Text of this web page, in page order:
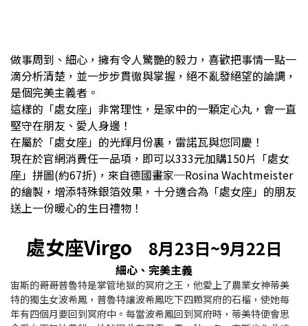
做事周到、細心，擁有令人驚艷的毅力，喜歡把事情一點一
滴分析清楚，並一步步貫徹與掌握，絕不亂發絕望的論調，
是個完美主義者。
這樣的「處女座」非常理性，是家中的一顆定心丸，會一直
堅守在朋友、愛人身邊！
在屬於 「處女座」的光輝月份裏，雷諾瓦與您同慶！
現在於官網消費任一品項，即可以333元加購150片 「處女
座」拼圖(約67折)，來自德國畫家─Rosina Wachtmeister
的繪製，增添特殊銀箔效果，十分適合為 「處女座」的朋友
送上一份暖心的生日禮物！
處女座Virgo 8月23日~9月22日
細心、完美主義
宙斯的哥哥普魯特是掌管地獄的冥府之王，他愛上了農業女神蒂美
特的獨生女波希鳳，普魯特讓波希鳳吃下四顆冥府的石榴，使她每
年有四個月要回到冥府中。每當波希鳳回到冥府時，蒂美特便會思